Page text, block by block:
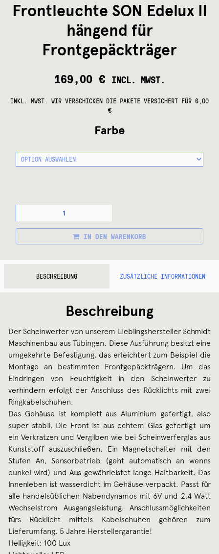
Frontleuchte SON Edelux II
hängend für
Frontgepäckträger
169,00 € INCL. MWST.
INKL. MWST. WIR VERSCHICKEN DIE PAKETE VERSICHERT FÜR 6,00
€
Farbe
II
FÜR
IN DEN WARENKORB
BESCHREIBUNG ZUSÄTZLICHE INFORMATIONEN
Beschreibung
Der Scheinwerfer von unserem Lieblingshersteller Schmidt
Maschinenbau aus Tübingen. Diese Ausführung besitzt eine
umgekehrte Befestigung, das erleichtert zum Beispiel die
Montage an bestimmten Frontgepäckträgern. Um das
Eindringen von Feuchtigkeit in den Scheinwerfer zu
verhindern erfolgt der Anschluss des Rücklichts mit zwei
Ringkabelschuhen.
Das Gehäuse ist komplett aus Aluminium gefertigt, also
super stabil. Die Front ist aus echtem Glas gefertigt um
ein Verkratzen und Vergilben wie bei Scheinwerferglas aus
Kunststoff auszuschließen. Ein Magnetschalter mit den
Stufen An, Sensorbetrieb (geht automatisch an wenns
dunkel wird) und Aus gewährleistet lange Haltbarkeit. Das
Innenleben ist wasserdicht im Gehäuse verpackt. Passt für
alle handelsüblichen Nabendynamos mit 6V und 2,4 Watt
Wechselstrom Ausgangsleistung. Anschlussmöglichkeiten
fürs Rücklicht mittels Kabelschuhen gehören zum
Lieferumfang. 5 Jahre Herstellergarantie!
Helligkeit: 100 Lux